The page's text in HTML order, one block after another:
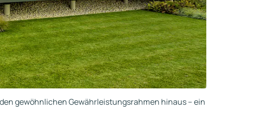
gewöhnlichen Gewährleistungsrahmen hinaus – ein